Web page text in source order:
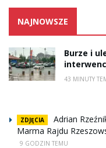
NAJNOWSZE
Burze i
43 MINUTY
ZDJĘCIA
Adrian
Marma Rajdu
9 GODZIN TEMU